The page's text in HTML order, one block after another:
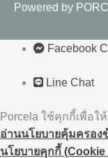
Powered by
Facebook
Line Chat
Porcela ใช้คุกกี้เพื่อ
อ่านนโยบายคุ้มครอ
นโยบายคุกกี้ (Cookie